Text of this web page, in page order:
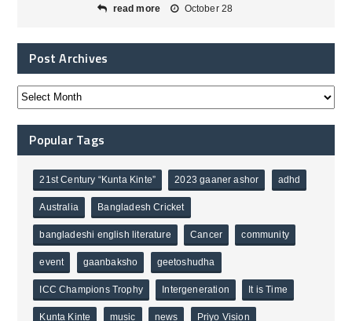
read more October 28
Post Archives
Popular Tags
21st Century “Kunta Kinte” 2023 gaaner ashor adhd
Australia Bangladesh Cricket
bangladeshi english literature Cancer community
event gaanbaksho geetoshudha
ICC Champions Trophy Intergeneration It is Time
Kunta Kinte music news Priyo Vision